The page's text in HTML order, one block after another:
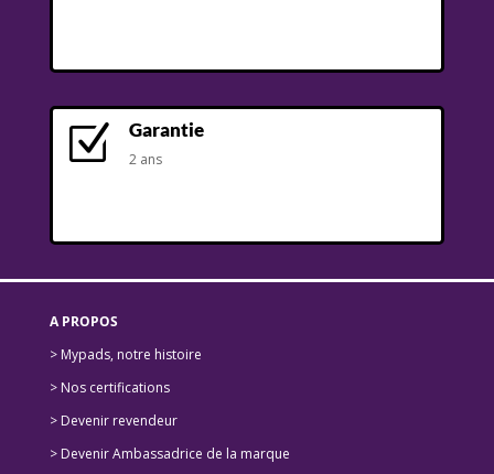
Z Garantie
2 ans
A PROPOS
> Mypads, notre histoire
> Nos certifications
> Devenir revendeur
> Devenir Ambassadrice de la marque